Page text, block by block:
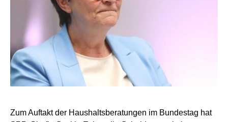
Zum Auftakt der Haushaltsberatungen im Bundestag hat